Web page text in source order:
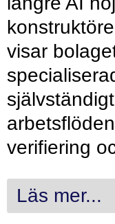
visar
verifiering
Läs mer...